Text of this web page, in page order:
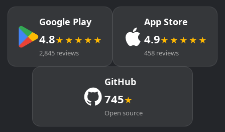
Google Play
4.8★★★★★
2,845 reviews
App Store
4.9★★★★★
458 reviews
GitHub
745★
Open source